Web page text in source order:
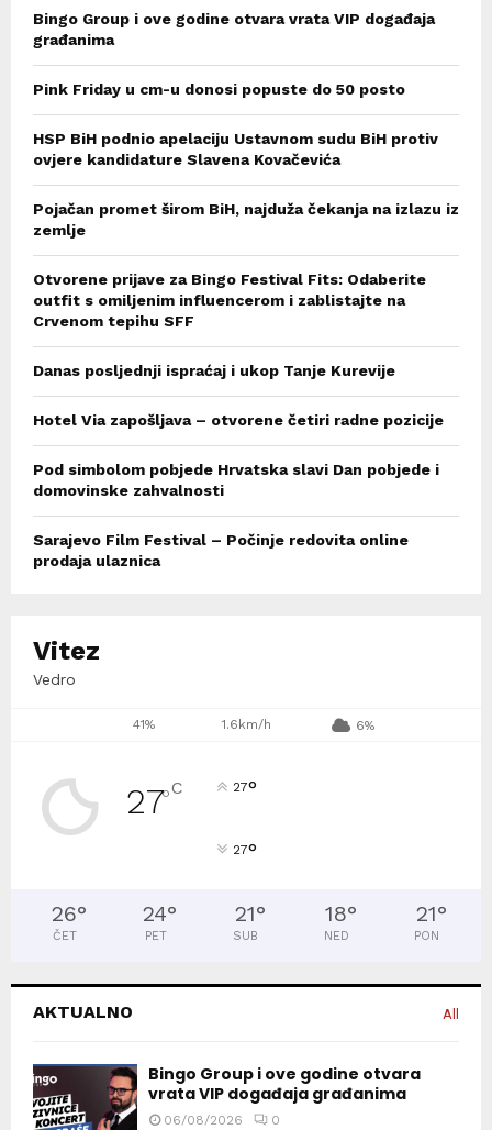
Bingo Group i ove godine otvara vrata VIP događaja
građanima
Pink Friday u cm-u donosi popuste do 50 posto
HSP BiH podnio apelaciju Ustavnom sudu BiH protiv
ovjere kandidature Slavena Kovačevića
Pojačan promet širom BiH, najduža čekanja na izlazu iz
zemlje
Otvorene prijave za Bingo Festival Fits: Odaberite
outfit s omiljenim influencerom i zablistajte na
Crvenom tepihu SFF
Danas posljednji ispraćaj i ukop Tanje Kurevije
Hotel Via zapošljava – otvorene četiri radne pozicije
Pod simbolom pobjede Hrvatska slavi Dan pobjede i
domovinske zahvalnosti
Sarajevo Film Festival – Počinje redovita online
prodaja ulaznica
Vitez
Vedro
41% 1.6km/h 6%
27°C 27°
27°
26°
ČET
24°
PET
21°
SUB
18°
NED
21°
PON
AKTUALNO All
Bingo Group i ove godine otvara
vrata VIP događaja građanima
06/08/2026 0